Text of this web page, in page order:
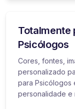
Totalmente
Psicólogos
Cores, fontes,
personalizado
para Psicólogos
personalidade e